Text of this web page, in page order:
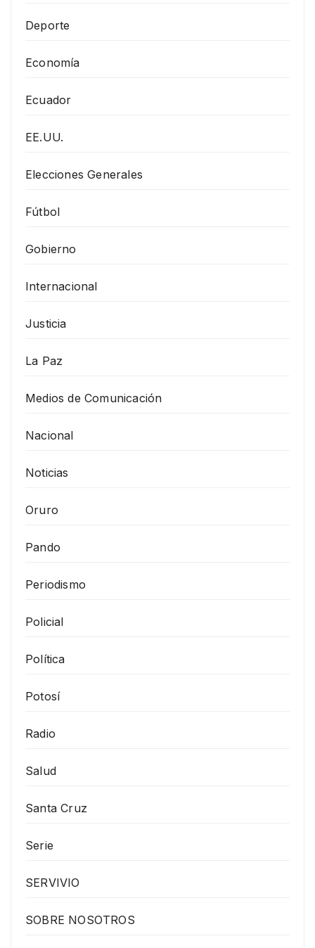
Deporte
Economía
Ecuador
EE.UU.
Elecciones Generales
Fútbol
Gobierno
Internacional
Justicia
La Paz
Medios de Comunicación
Nacional
Noticias
Oruro
Pando
Periodismo
Policial
Política
Potosí
Radio
Salud
Santa Cruz
Serie
SERVIVIO
SOBRE NOSOTROS